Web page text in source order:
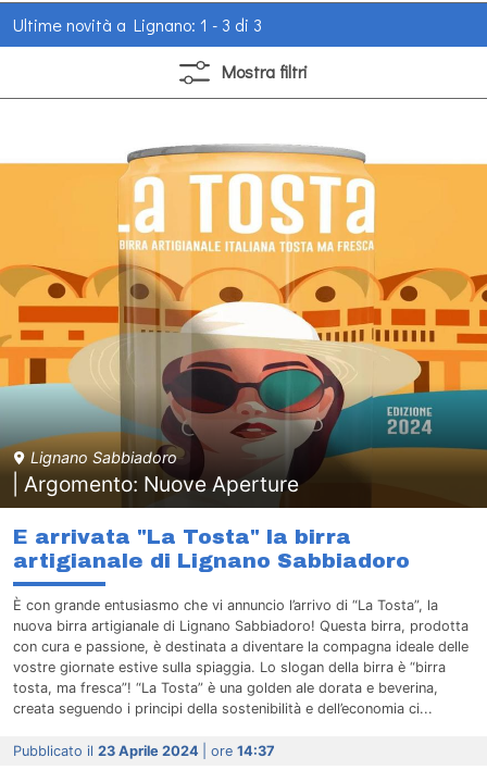
Ultime novità a Lignano: 1 - 3 di 3
Mostra filtri
Lignano Sabbiadoro
| Argomento: Nuove Aperture
E arrivata "La Tosta" la birra
artigianale di Lignano Sabbiadoro
È con grande entusiasmo che vi annuncio l’arrivo di “La Tosta”, la
nuova birra artigianale di Lignano Sabbiadoro! Questa birra, prodotta
con cura e passione, è destinata a diventare la compagna ideale delle
vostre giornate estive sulla spiaggia. Lo slogan della birra è “birra
tosta, ma fresca”! “La Tosta” è una golden ale dorata e beverina,
creata seguendo i principi della sostenibilità e dell’economia ci...
Pubblicato il 23 Aprile 2024 | ore 14:37